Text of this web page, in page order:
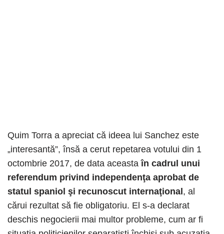
Quim Torra a apreciat că ideea lui Sanchez este
„interesantă”, însă a cerut repetarea votului din 1
octombrie 2017, de data aceastaîn cadrul unui
referendum privind independenţa aprobat de
statul spaniol şi recunoscut internaţional , al
cărui rezultat să fie obligatoriu. El s-a declarat
deschis negocierii mai multor probleme, cum ar fi